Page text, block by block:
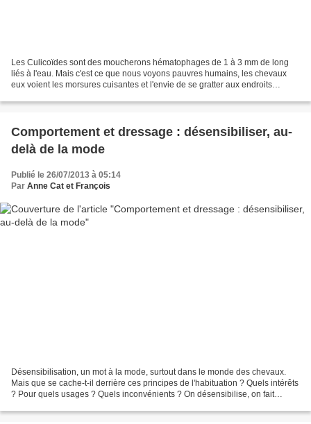
Les Culicoïdes sont des moucherons hématophages de 1 à 3 mm de long
liés à l'eau. Mais c'est ce que nous voyons pauvres humains, les chevaux
eux voient les morsures cuisantes et l'envie de se gratter aux endroits
Comportement et dressage : désensibiliser, au-
delà de la mode
Publié le 26/07/2013 à 05:14
Par Anne Cat et François
Désensibilisation, un mot à la mode, surtout dans le monde des chevaux.
Mais que se cache-t-il derrière ces principes de l'habituation ? Quels intérêts
? Pour quels usages ? Quels inconvénients ? On désensibilise, on fait